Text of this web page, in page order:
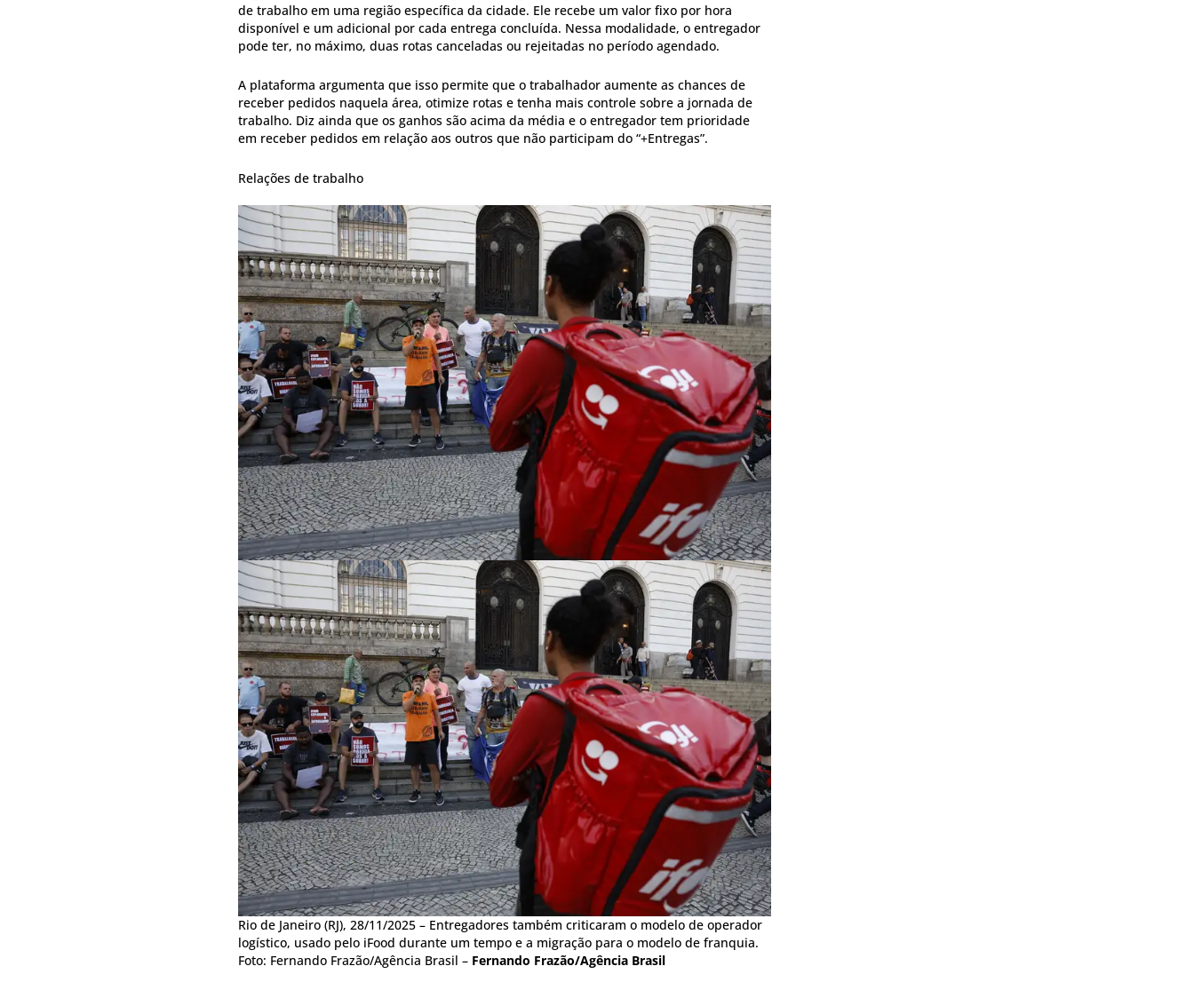
de trabalho em uma região específica da cidade. Ele recebe um valor fixo por hora
disponível e um adicional por cada entrega concluída. Nessa modalidade, o entregador
pode ter, no máximo, duas rotas canceladas ou rejeitadas no período agendado.
A plataforma argumenta que isso permite que o trabalhador aumente as chances de
receber pedidos naquela área, otimize rotas e tenha mais controle sobre a jornada de
trabalho. Diz ainda que os ganhos são acima da média e o entregador tem prioridade
em receber pedidos em relação aos outros que não participam do “+Entregas”.
Relações de trabalho
Rio de Janeiro (RJ), 28/11/2025 – Entregadores também criticaram o modelo de operador
logístico, usado pelo iFood durante um tempo e a migração para o modelo de franquia.
Foto: Fernando Frazão/Agência Brasil – Fernando Frazão/Agência Brasil